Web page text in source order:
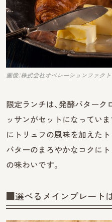
画像：株式会社オペレーションファク
限定ランチは、発酵バター
ッサンがセットになってい
にトリュフの風味を加えた
バターのまろやかなコクに
の味わいです。
■選べるメインプレート